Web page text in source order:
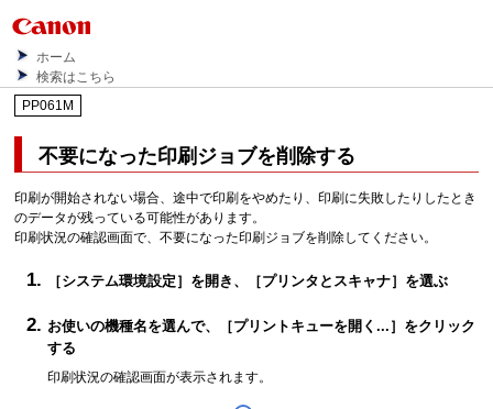
ホーム
検索はこちら
PP061M
不要になった印刷ジョブを削除する
印刷が開始されない場合、途中で印刷をやめたり、印刷に失敗したりしたとき
のデータが残っている可能性があります。
印刷状況の確認画面で、不要になった印刷ジョブを削除してください。
［システム環境設定］ を開き、 ［プリンタとスキャナ］ を選ぶ
お使いの機種名を選んで、 ［プリントキューを開く...］ をクリック
する
印刷状況の確認画面が表示されます。